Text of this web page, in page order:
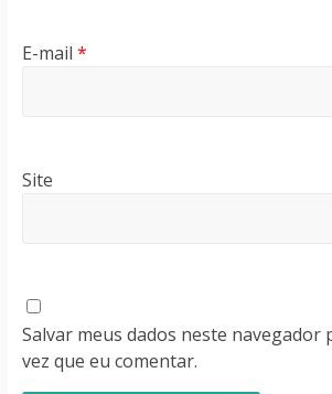
E-mail *
Site
Salvar meus dados neste navegador
vez que eu comentar.